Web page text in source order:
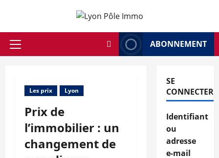
contenu
Menu
ABONNEMENT
Les prix Lyon
Prix de
l’immobilier : un
changement de
SE
CONNECTER
Identifiant
ou
adresse
e-mail